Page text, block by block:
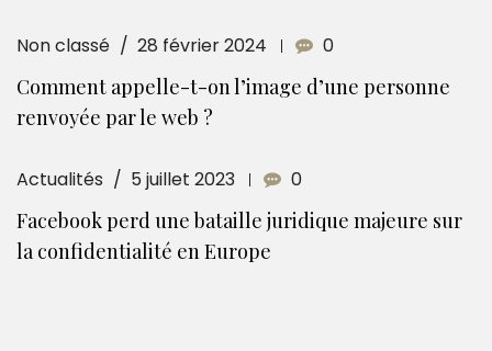
Non classé 28 février 2024 0
Comment appelle-t-on l’image d’une personne
renvoyée par le web ?
Actualités 5 juillet 2023 0
Facebook perd une bataille juridique majeure sur
la confidentialité en Europe